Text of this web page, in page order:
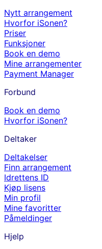
Nytt arrangement
Hvorfor iSonen?
Priser
Funksjoner
Book en demo
Mine arrangementer
Payment Manager
Forbund
Book en demo
Hvorfor iSonen?
Deltaker
Deltakelser
Finn arrangement
Idrettens ID
Kjøp lisens
Min profil
Mine favoritter
Påmeldinger
Hjelp